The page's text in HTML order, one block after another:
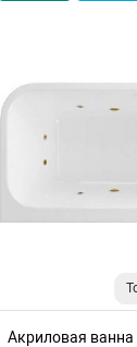
Акриловая ванна